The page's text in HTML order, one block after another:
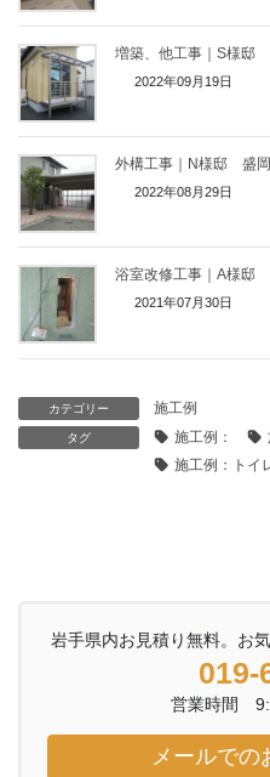
増築、他工事｜S様邸
2022年09月19日
外構工事｜N様邸 盛
2022年08月29日
浴室改修工事｜A様邸
2021年07月30日
カテゴリー 施工例
タグ 施工例：
施工例：トイ
岩手県内お見積り無料。お
019-
営業時間
メールでの